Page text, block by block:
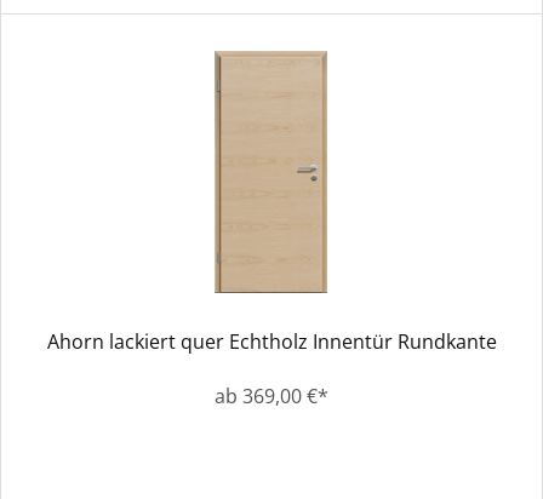
Ahorn lackiert quer Echtholz Innentür Rundkante
ab 369,00 €*